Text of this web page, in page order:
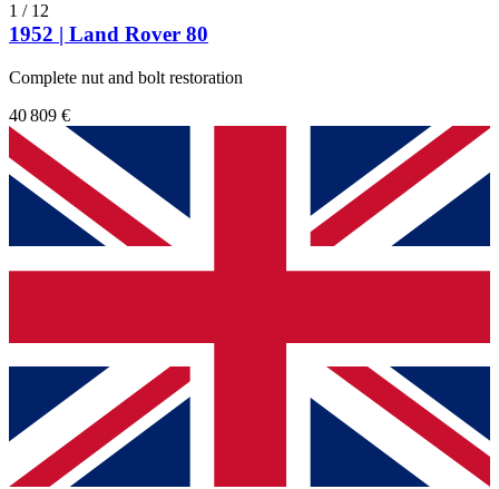
1 / 12
1952 | Land Rover 80
Complete nut and bolt restoration
40 809 €